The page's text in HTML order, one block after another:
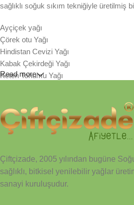
sağlıklı soğuk sıkım tekniğiyle üretilmiş
Ayçiçek yağı
Çörek otu Yağı
Hindistan Cevizi Yağı
Kabak Çekirdeği Yağı
Keten Tohumu Yağı
çekirdeklerinden sezonunda soğuk
Tamamen organik kağıt filtreden
hızı yavaşlatılmış ve lezzeti
Read more
Çiftçizade, 2005 yılından bugüne
sağlıklı, bitkisel yenilebilir yağlar
sanayi kuruluşudur.